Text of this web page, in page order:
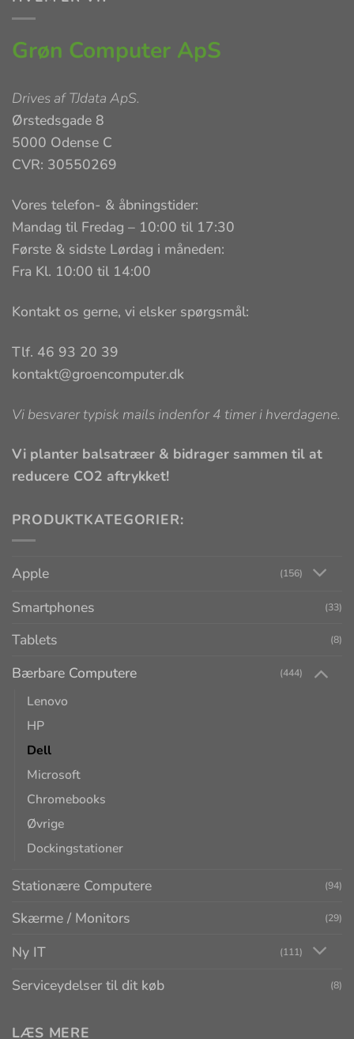
Grøn Computer ApS
Drives afTJdata ApS.
Ørstedsgade 8
5000 Odense C
CVR: 30550269
Vores telefon- & åbningstider:
Mandag til Fredag – 10:00 til 17:30
Første & sidste Lørdag i måneden:
Fra Kl. 10:00 til 14:00
Kontakt os gerne, vi elsker spørgsmål:
Tlf. 46 93 20 39
kontakt@groencomputer.dk
Vi besvarer typisk mails indenfor 4 timer i hverdagene.
Vi planter balsatræer & bidrager sammen til at
reducere CO2 aftrykket!
PRODUKTKATEGORIER:
Apple (156)
Smartphones (33)
Tablets (8)
Bærbare Computere (444)
Lenovo
HP
Dell
Microsoft
Chromebooks
Øvrige
Dockingstationer
Stationære Computere (94)
Skærme / Monitors (29)
Ny IT (111)
Serviceydelser til dit køb (8)
LÆS MERE